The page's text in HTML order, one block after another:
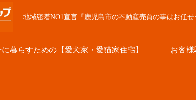
地域密着NO1宣言『鹿児島市の不動産売買の事はお任せ
暮らすための【愛犬家・愛猫家住宅】 お客様